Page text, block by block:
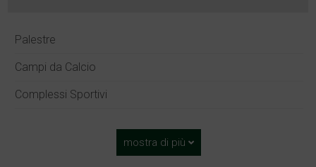
Palestre
Campi da Calcio
Complessi Sportivi
mostra di più